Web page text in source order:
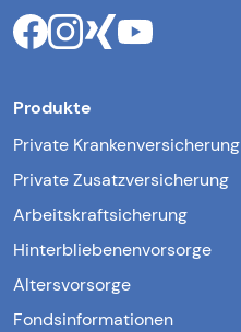
Produkte
Private Krankenversicherung
Private Zusatzversicherung
Arbeitskraftsicherung
Hinterbliebenenvorsorge
Altersvorsorge
Fondsinformationen